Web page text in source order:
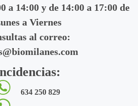
a 14:00 y de 14:00 a 17:00 de
a Viernes
al correo:
634 250 829